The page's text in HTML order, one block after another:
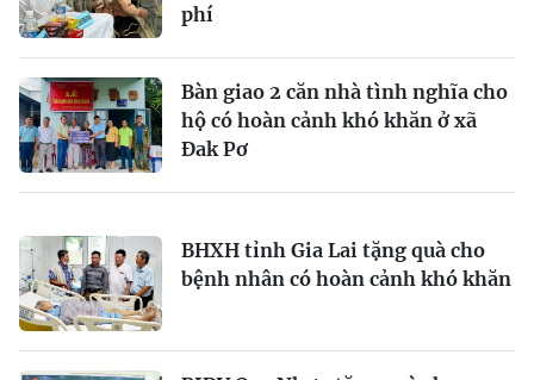
phí
Bàn giao 2 căn nhà tình nghĩa cho
hộ có hoàn cảnh khó khăn ở xã
Đak Pơ
BHXH tỉnh Gia Lai tặng quà cho
bệnh nhân có hoàn cảnh khó khăn